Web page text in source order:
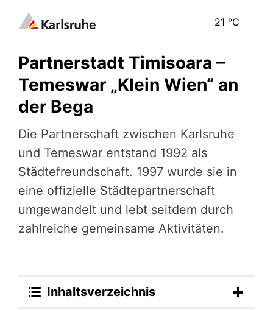
21 °C
Partnerstadt Timisoara –
Temeswar „Klein Wien“ an
der Bega
Die Partner­schaft zwischen Karlsruhe
und Temeswar entstand 1992 als
Städtefreundschaft. 1997 wurde sie in
eine offizielle Städtepartnerschaft
umgewandelt und lebt seitdem durch
zahlreiche gemeinsame Aktivitäten.
Inhaltsverzeichnis